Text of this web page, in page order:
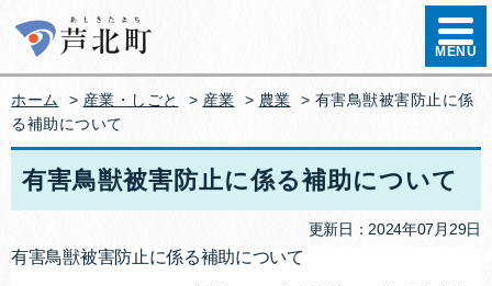
ハンバ
MENU
ホーム > 産業・しごと > 産業 > 農業 > 有害鳥獣被害防止に係
る補助について
有害鳥獣被害防止に係る補助について
更新日：2024年07月29日
有害鳥獣被害防止に係る補助について